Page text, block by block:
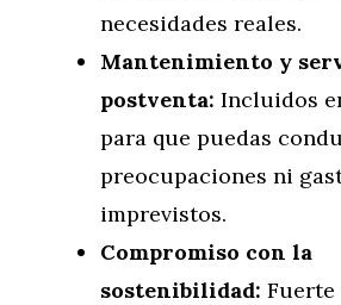
necesidades reales.
Mantenimiento y
postventa: Incluidos
para que puedas
preocupaciones ni
imprevistos.
Compromiso con la
sostenibilidad: Fuerte